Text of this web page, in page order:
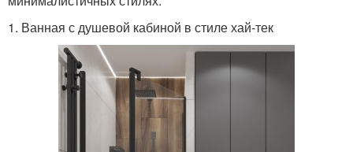
1. Ванная с душевой кабиной в стиле хай-тек